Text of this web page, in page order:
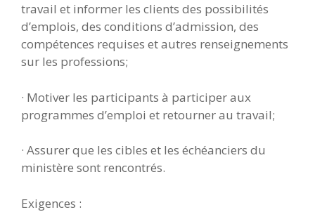
travail et informer les clients des possibilités
d’emplois, des conditions d’admission, des
compétences requises et autres renseignements
sur les professions;
· Motiver les participants à participer aux
programmes d’emploi et retourner au travail;
· Assurer que les cibles et les échéanciers du
ministère sont rencontrés.
Exigences :